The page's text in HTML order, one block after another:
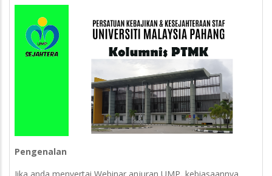
Pengenalan
Jika anda menyertai Webinar anjuran UMP, kebiasaannya